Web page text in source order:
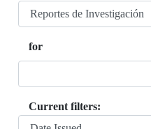
for
Current filters: